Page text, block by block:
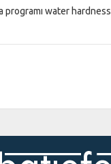
programı water hardness